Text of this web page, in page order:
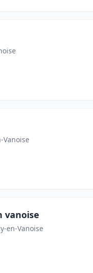
Vanoise
vanoise
en-Vanoise